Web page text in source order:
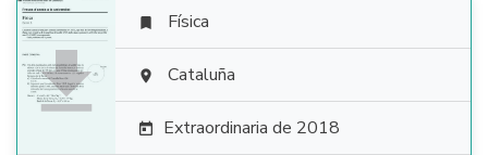

 Física
 Cataluña
 Extraordinaria de 2018